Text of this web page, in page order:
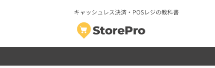
キャッシュレス決済・POSレジの教科書